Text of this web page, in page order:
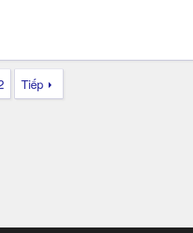
Tiếp